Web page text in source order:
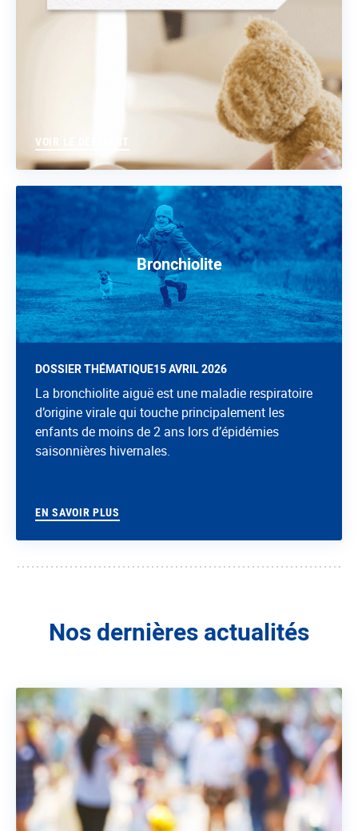
VOIR LE DÉPLIANT
Bronchiolite
DOSSIER THÉMATIQUE15 AVRIL 2026
La bronchiolite aiguë est une maladie respiratoire
d’origine virale qui touche principalement les
enfants de moins de 2 ans lors d’épidémies
saisonnières hivernales.
EN SAVOIR PLUS
Nos dernières actualités